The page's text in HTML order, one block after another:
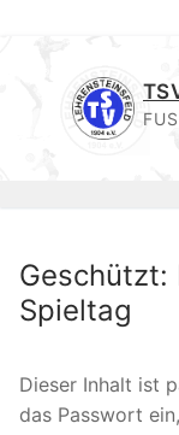
springen
Geschützt:
Spieltag
Dieser Inhalt ist
das Passwort